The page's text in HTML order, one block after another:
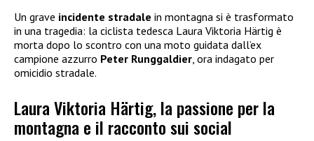
Un grave incidente stradale in montagna si è trasformato
in una tragedia: la ciclista tedesca Laura Viktoria Härtig è
morta dopo lo scontro con una moto guidata dall’ex
campione azzurro Peter Runggaldier, ora indagato per
omicidio stradale.
Laura Viktoria Härtig, la passione per la
montagna e il racconto sui social